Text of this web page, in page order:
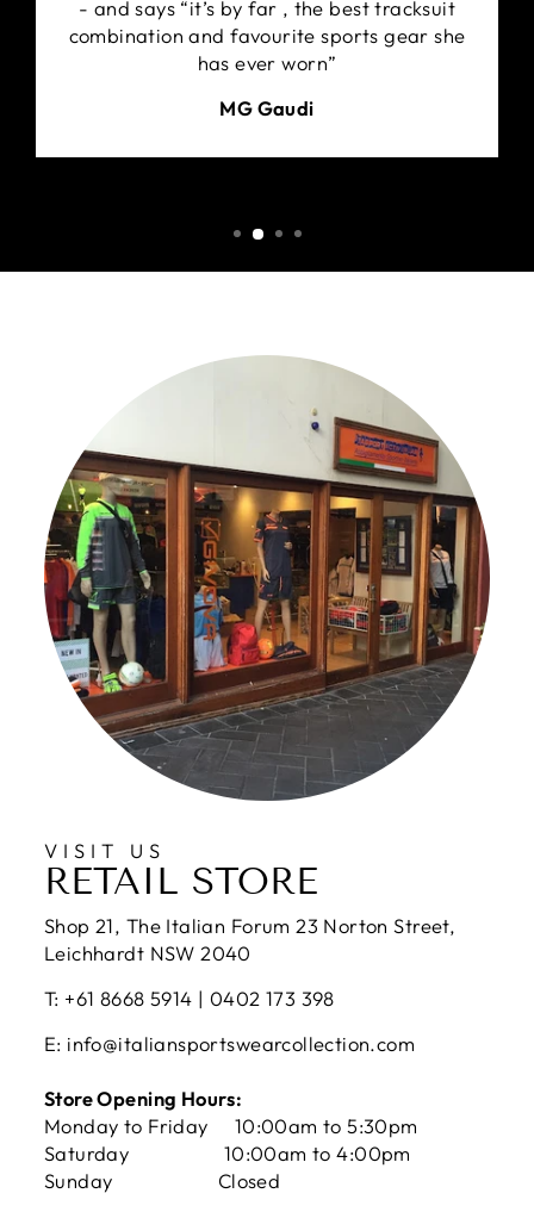
- and says “it’s by far , the best tracksuit
combination and favourite sports gear she
has ever worn”
MG Gaudi
VISIT US
RETAIL STORE
Shop 21, The Italian Forum 23 Norton Street,
Leichhardt NSW 2040
T: +61 8668 5914 | 0402 173 398
E: info@italiansportswearcollection.com
Store Opening Hours:
Monday to Friday 10:00am to 5:30pm
Saturday 10:00am to 4:00pm
Sunday Closed